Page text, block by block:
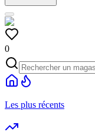
0
Les plus récents